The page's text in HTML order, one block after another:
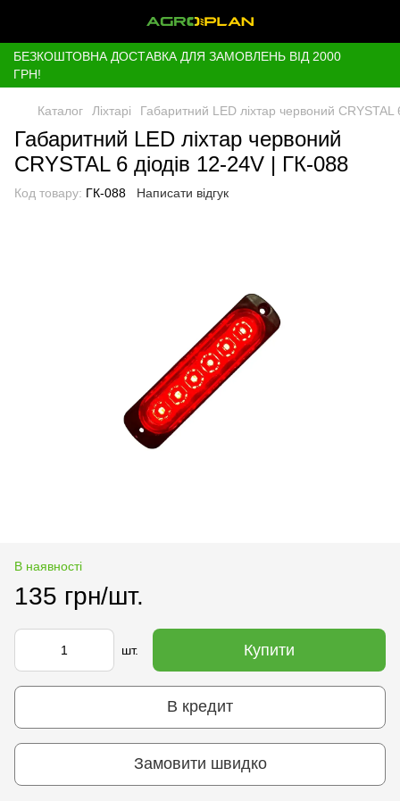
БЕЗКОШТОВНА ДОСТАВКА ДЛЯ ЗАМОВЛЕНЬ ВІД 2000
ГРН!
Каталог Ліхтарі Габаритний LED ліхтар червоний CRYSTAL
Габаритний LED ліхтар червоний
CRYSTAL 6 діодів 12-24V | ГК-088
Код товару: ГК-088 Написати відгук
В наявності
135 грн/шт.
шт. Купити
В кредит
Замовити швидко